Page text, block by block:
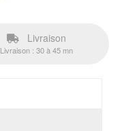
Livraison
Livraison : 30 à 45 mn